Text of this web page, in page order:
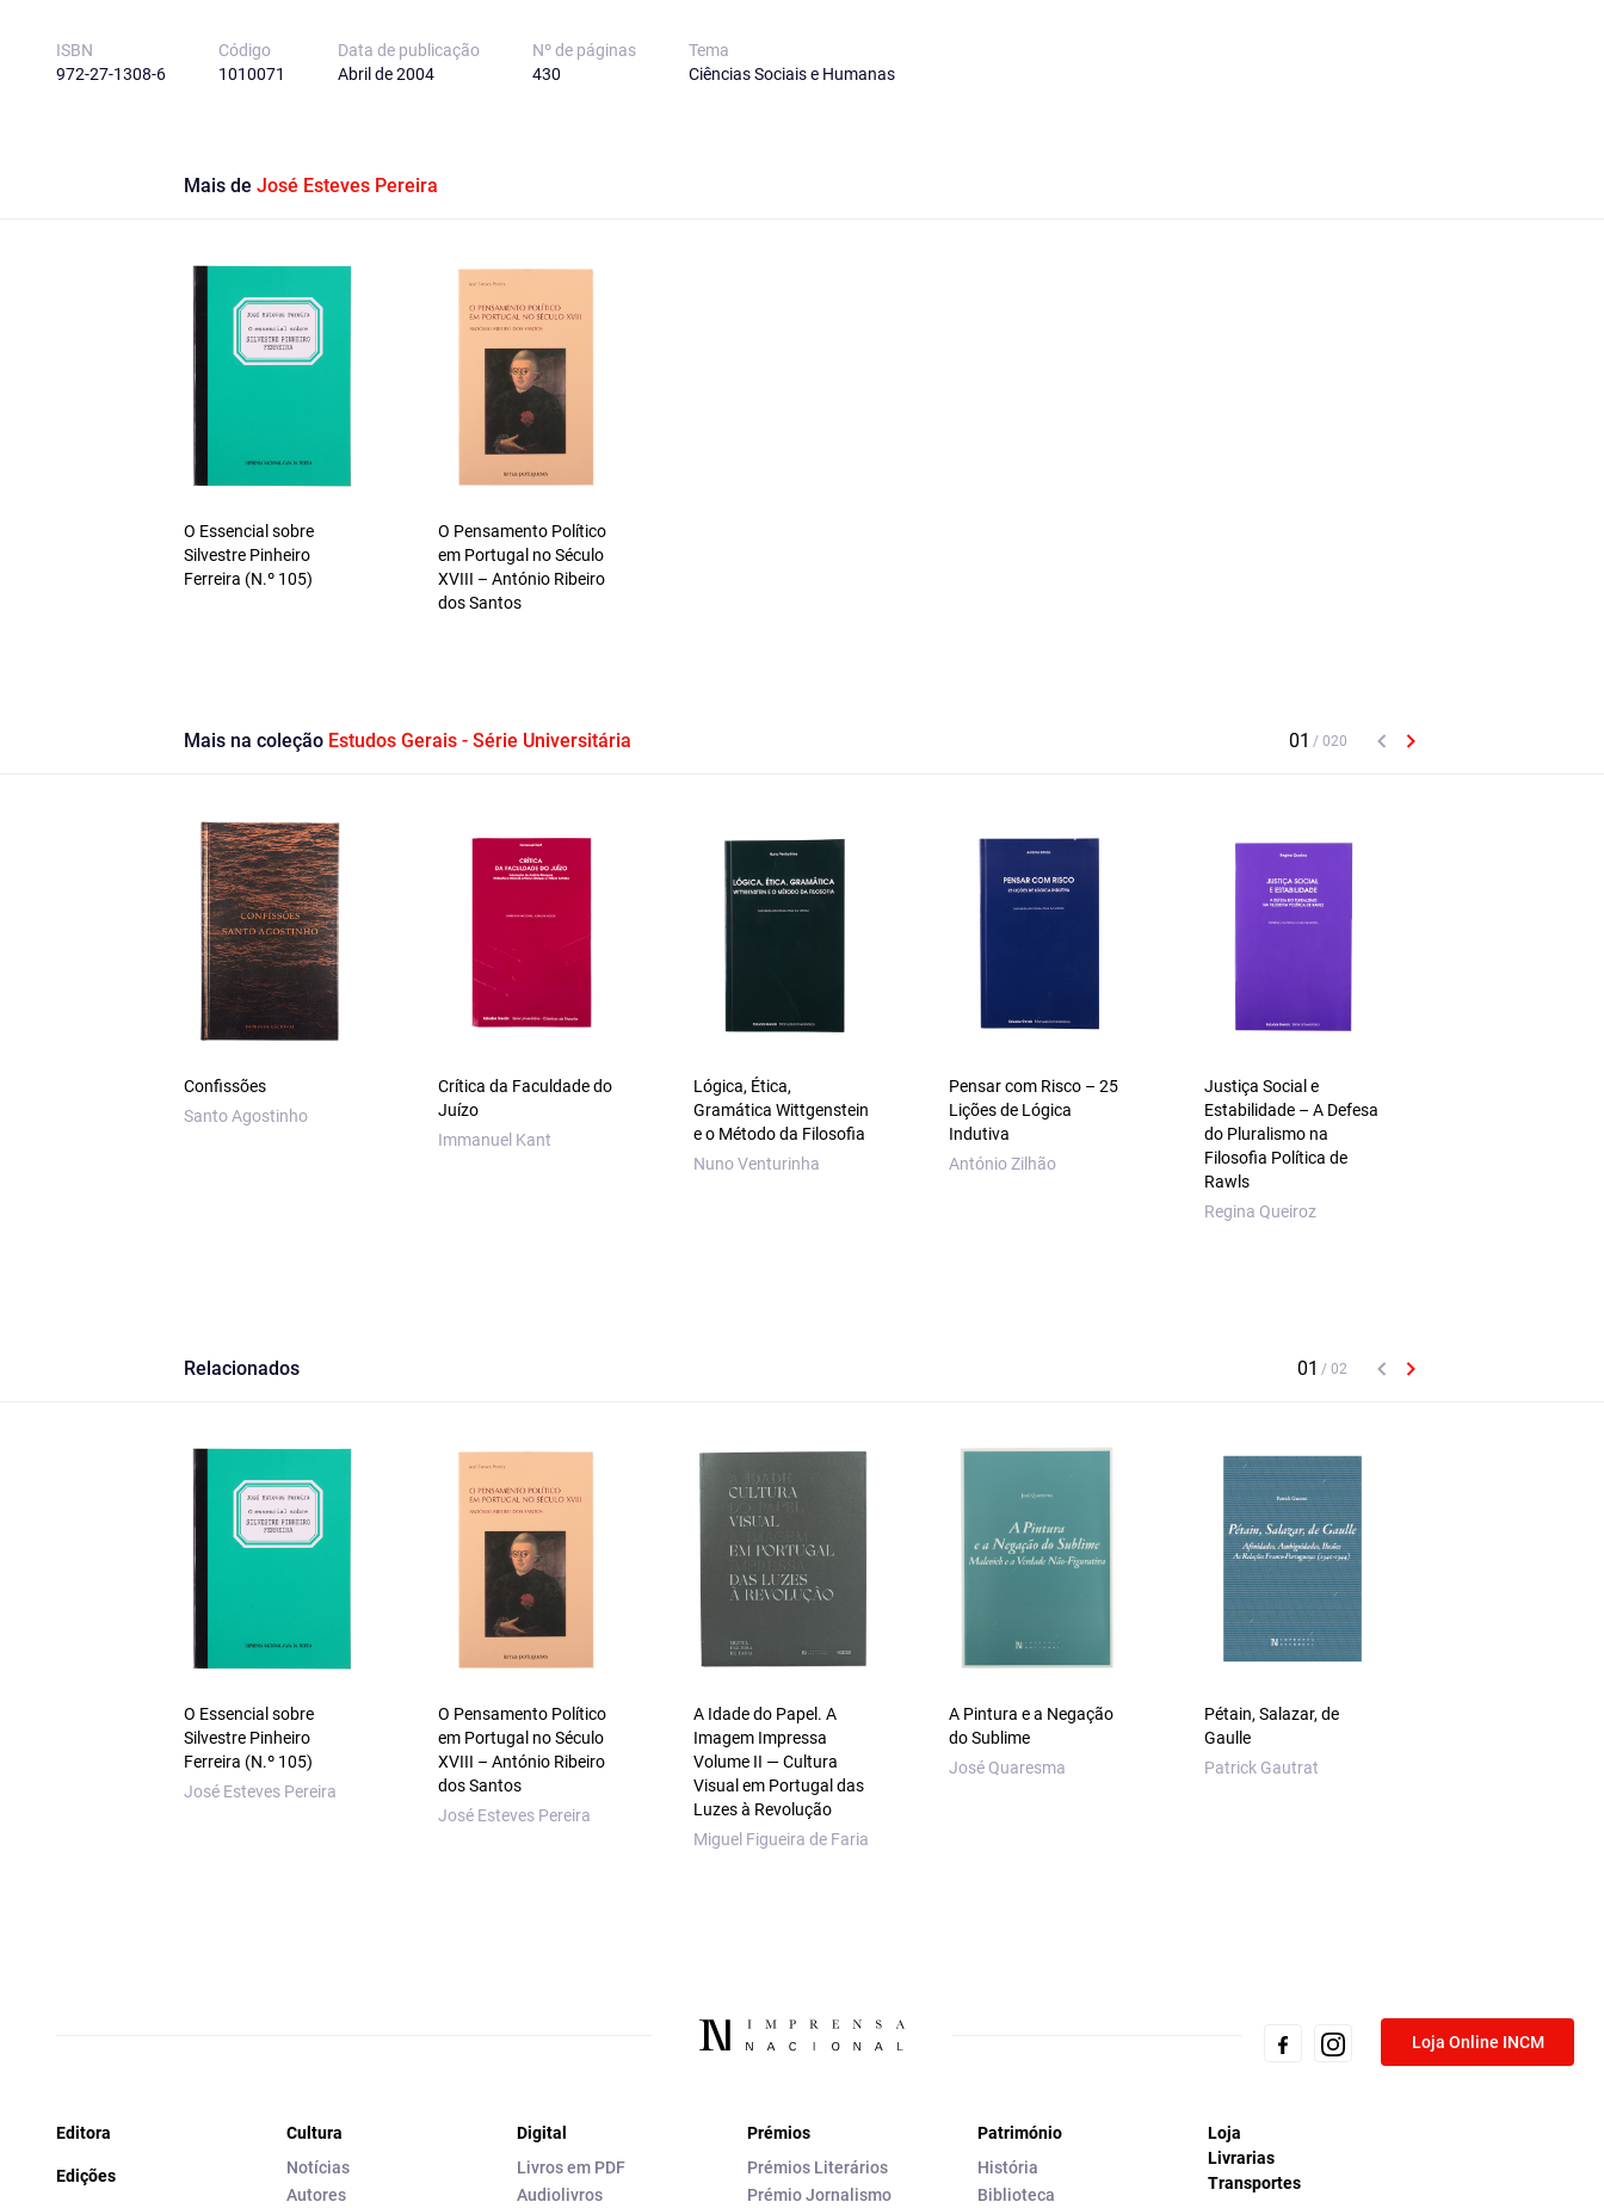
ISBN
972-27-1308-6
Código
1010071
Data de publicação
Abril de 2004
Nº de páginas
430
Tema
Ciências Sociais e Humanas
Mais de José Esteves Pereira
O Essencial sobre
Silvestre Pinheiro
Ferreira (N.º 105)
O Pensamento Político
em Portugal no Século
XVIII – António Ribeiro
dos Santos
Mais na coleção Estudos Gerais - Série Universitária
Confissões
Santo Agostinho
Crítica da Faculdade do
Juízo
Immanuel Kant
Lógica, Ética,
Gramática Wittgenstein
e o Método da Filosofia
Nuno Venturinha
Pensar com Risco – 25
Lições de Lógica
Indutiva
António Zilhão
Justiça Social e
Estabilidade – A Defesa
do Pluralismo na
Filosofia Política de
Rawls
Regina Queiroz
Relacionados
O Essencial sobre
Silvestre Pinheiro
Ferreira (N.º 105)
José Esteves Pereira
O Pensamento Político
em Portugal no Século
XVIII – António Ribeiro
dos Santos
José Esteves Pereira
A Idade do Papel. A
Imagem Impressa
Volume II — Cultura
Visual em Portugal das
Luzes à Revolução
Miguel Figueira de Faria
A Pintura e a Negação
do Sublime
José Quaresma
Pétain, Salazar, de
Gaulle
Patrick Gautrat
Loja Online INCM
Editora
Edições
Cultura
Notícias
Autores
Digital
Livros em PDF
Audiolivros
Prémios
Prémios Literários
Prémio Jornalismo
Património
História
Biblioteca
Loja
Livrarias
Transportes